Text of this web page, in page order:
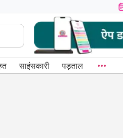
साइंसकारी पड़ताल